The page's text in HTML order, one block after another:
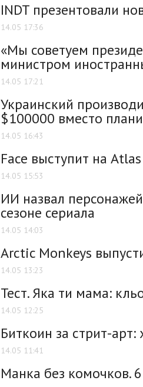
INDT презентовали
14.05 17:36
«Мы советуем
министром
14.05 17:21
Украинский
$100000 вместо
14.05 16:43
Face выступит на
14.05 15:53
ИИ назвал
сезоне сериала
14.05 14:03
Arctic Monkeys
14.05 13:23
Тест. Яка ти мама:
14.05 12:25
Биткоин за стрит-
14.05 11:41
Манка без комочков.